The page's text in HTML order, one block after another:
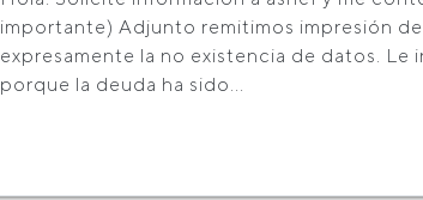
importante) Adjunto remitimos impresión
expresamente la no existencia de datos. Le
porque la deuda ha sido...